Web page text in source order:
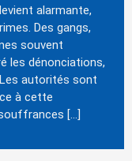
alarmante,
Des gangs,
souvent
les dénonciations,
autorités sont
à cette
[…]